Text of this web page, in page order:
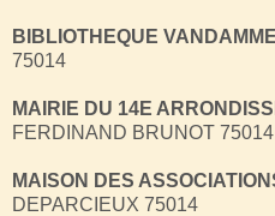
BIBLIOTHEQUE VANDAMME
75014
MAIRIE DU 14E
FERDINAND BRUNOT 75014
MAISON DES
DEPARCIEUX 75014